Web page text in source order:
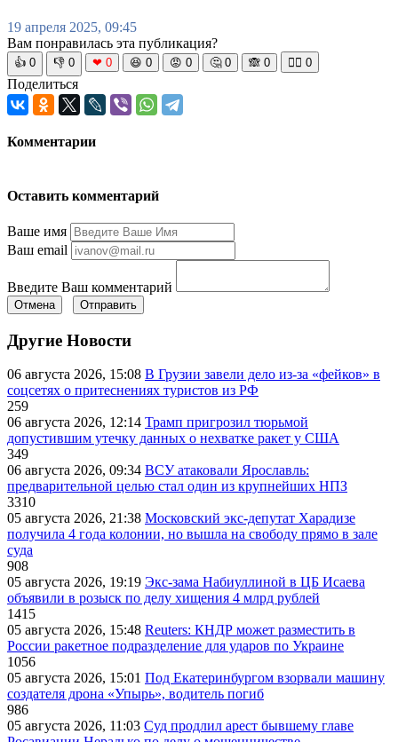
19 апреля 2025, 09:45
Вам понравилась эта публикация?
👍 0 👎 0 ❤ 0 😆 0 😡 0 🤔 0 🙈 0 🧘‍♀️ 0
Поделиться
Комментарии
Оставить комментарий
Ваше имя
Ваш email
Введите Ваш комментарий
Отмена Отправить
Другие Новости
06 августа 2026, 15:08 В Грузии завели дело из-за «фейков» в
соцсетях о притеснениях туристов из РФ
259
06 августа 2026, 12:14 Трамп пригрозил тюрьмой
допустившим утечку данных о нехватке ракет у США
349
06 августа 2026, 09:34 ВСУ атаковали Ярославль:
предварительной целью стал один из крупнейших НПЗ
3310
05 августа 2026, 21:38 Московский экс-депутат Харадизе
получила 4 года колонии, но вышла на свободу прямо в зале
суда
908
05 августа 2026, 19:19 Экс-зама Набиуллиной в ЦБ Исаева
объявили в розыск по делу хищения 4 млрд рублей
1415
05 августа 2026, 15:48 Reuters: КНДР может разместить в
России ракетное подразделение для ударов по Украине
1056
05 августа 2026, 15:01 Под Екатеринбургом взорвали машину
создателя дрона «Упырь», водитель погиб
986
05 августа 2026, 11:03 Суд продлил арест бывшему главе